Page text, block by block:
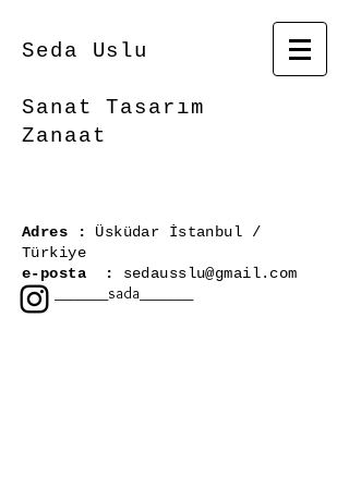
Seda Uslu
Sanat Tasarım
Zanaat
Adres :
Üsküdar İstanbul /
Türkiye
e-posta : sedausslu@gmail.com
_______sada_______